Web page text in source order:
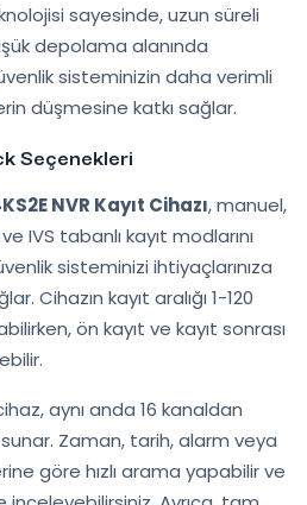
sayesinde, uzun süreli
depolama alanında
sisteminizin daha verimli
düşmesine katkı sağlar.
Seçenekleri
NVR Kayıt Cihazı, manuel,
IVS tabanlı kayıt modlarını
sisteminizi ihtiyaçlarınıza
Cihazın kayıt aralığı 1-120
ön kayıt ve kayıt sonrası
aynı anda 16 kanaldan
Zaman, tarih, alarm veya
göre hızlı arama yapabilir ve